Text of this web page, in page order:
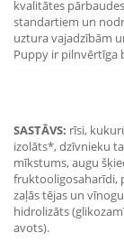
kvalitātes
standartiem un
uztura vajadzībām
Puppy ir pilnvērtīga
SASTĀVS: rīsi,
izolāts*, dzīvnieku
mīkstums, augu
fruktooligosaharīdi,
zaļās tējas un
hidrolizāts
avots).